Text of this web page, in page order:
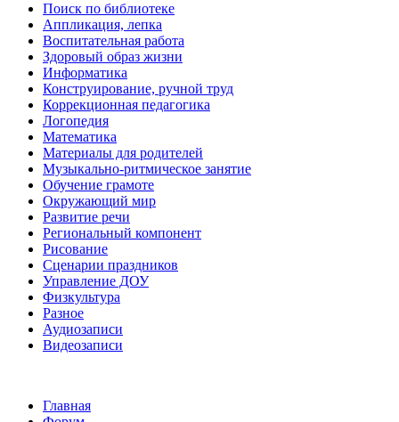
Поиск по библиотеке
Аппликация, лепка
Воспитательная работа
Здоровый образ жизни
Информатика
Конструирование, ручной труд
Коррекционная педагогика
Логопедия
Математика
Материалы для родителей
Музыкально-ритмическое занятие
Обучение грамоте
Окружающий мир
Развитие речи
Региональный компонент
Рисование
Сценарии праздников
Управление ДОУ
Физкультура
Разное
Аудиозаписи
Видеозаписи
Главная